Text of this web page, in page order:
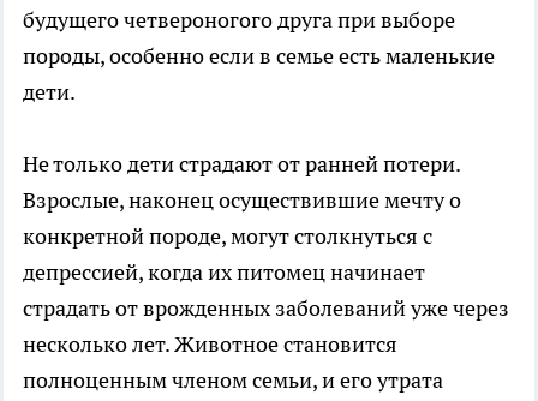
будущего четвероногого друга при выборе
породы, особенно если в семье есть маленькие
дети.
Не только дети страдают от ранней потери.
Взрослые, наконец осуществившие мечту о
конкретной породе, могут столкнуться с
депрессией, когда их питомец начинает
страдать от врожденных заболеваний уже через
несколько лет. Животное становится
полноценным членом семьи, и его утрата